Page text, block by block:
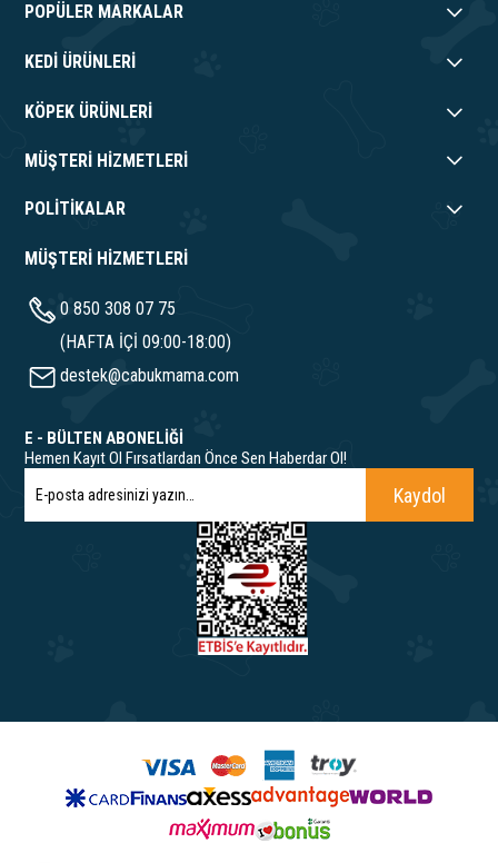
POPÜLER MARKALAR
KEDİ ÜRÜNLERİ
KÖPEK ÜRÜNLERİ
MÜŞTERİ HİZMETLERİ
POLİTİKALAR
MÜŞTERİ HİZMETLERİ
0 850 308 07 75
(HAFTA İÇİ 09:00-18:00)
destek@cabukmama.com
E - BÜLTEN ABONELİĞİ
Hemen Kayıt Ol Fırsatlardan Önce Sen Haberdar Ol!
Kaydol